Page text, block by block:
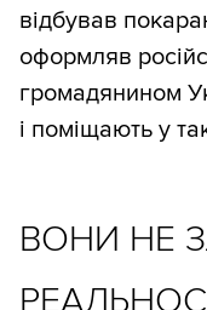
відбував
оформляв
громадянином
і поміщають у
ВОНИ НЕ